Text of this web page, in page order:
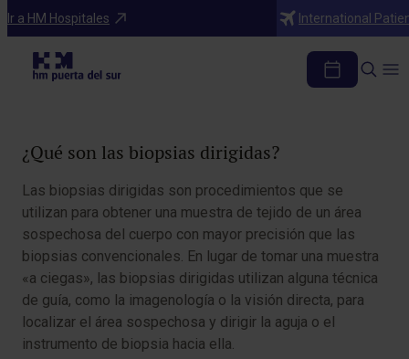
Ir a HM Hospitales International
Diagnosticos
Biopsias dirigidas
¿Qué son las biopsias dirigidas?
Las biopsias dirigidas son procedimientos que se
utilizan para obtener una muestra de tejido de un área
sospechosa del cuerpo con mayor precisión que las
biopsias convencionales. En lugar de tomar una muestra
«a ciegas», las biopsias dirigidas utilizan alguna técnica
de guía, como la imagenología o la visión directa, para
localizar el área sospechosa y dirigir la aguja o el
instrumento de biopsia hacia ella.